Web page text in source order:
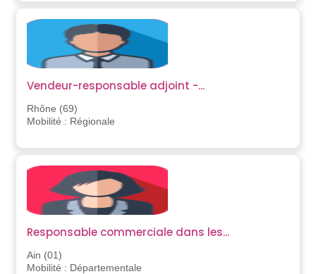
Vendeur-responsable adjoint -...
Rhône (69)
Mobilité : Régionale
Responsable commerciale dans les...
Ain (01)
Mobilité : Départementale